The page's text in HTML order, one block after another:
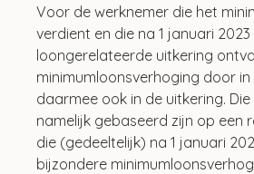
Voor de werknemer die het
verdient en die na 1 januari 2023
loongerelateerde uitkering
minimumloonsverhoging door
daarmee ook in de uitkering.
namelijk gebaseerd zijn op een
die (gedeeltelijk) na 1 januari
bijzondere